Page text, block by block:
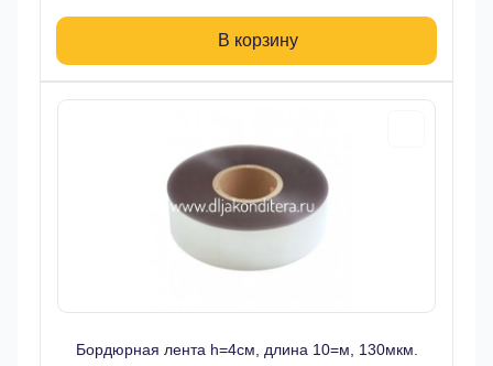
В корзину
Бордюрная лента h=4см, длина 10=м, 130мкм.